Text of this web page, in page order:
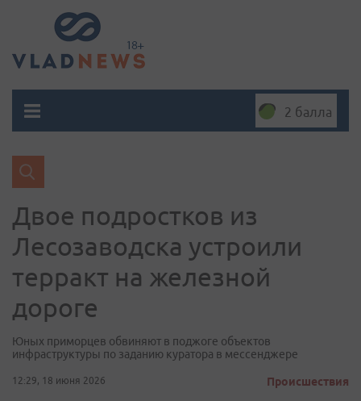
2 балла
Двое подростков из
Лесозаводска устроили
терракт на железной
дороге
Юных приморцев обвиняют в поджоге объектов
инфраструктуры по заданию куратора в мессенджере
12:29, 18 июня 2026 Происшествия